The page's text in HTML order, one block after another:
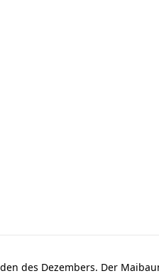
des Dezembers. Der